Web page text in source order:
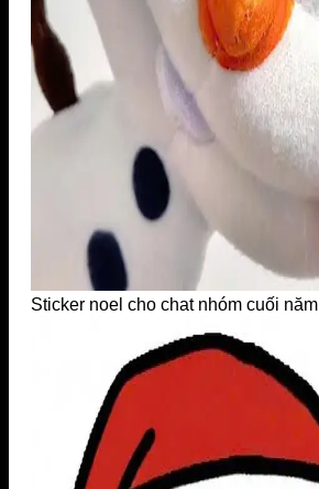
Sticker noel cho chat nhóm cuối năm